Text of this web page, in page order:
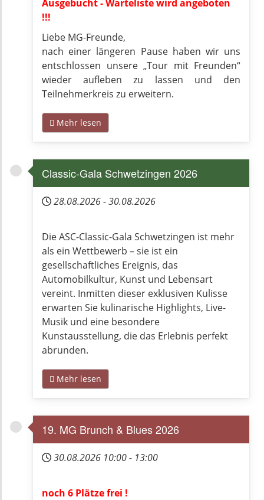
Ausgebucht - Warteliste wird angeboten
!!!
Liebe MG-Freunde,
nach einer längeren Pause haben wir uns
entschlossen unsere „Tour mit Freunden“
wieder aufleben zu lassen und den
Teilnehmerkreis zu erweitern.
Mehr lesen
Classic-Gala Schwetzingen 2026
28.08.2026-30.08.2026
Die ASC-Classic-Gala Schwetzingen ist mehr
als ein Wettbewerb – sie ist ein
gesellschaftliches Ereignis, das
Automobilkultur, Kunst und Lebensart
vereint. Inmitten dieser exklusiven Kulisse
erwarten Sie kulinarische Highlights, Live-
Musik und eine besondere
Kunstausstellung, die das Erlebnis perfekt
abrunden.
Mehr lesen
19. MG Brunch & Blues 2026
30.08.2026 10:00- 13:00
noch 6 Plätze frei !